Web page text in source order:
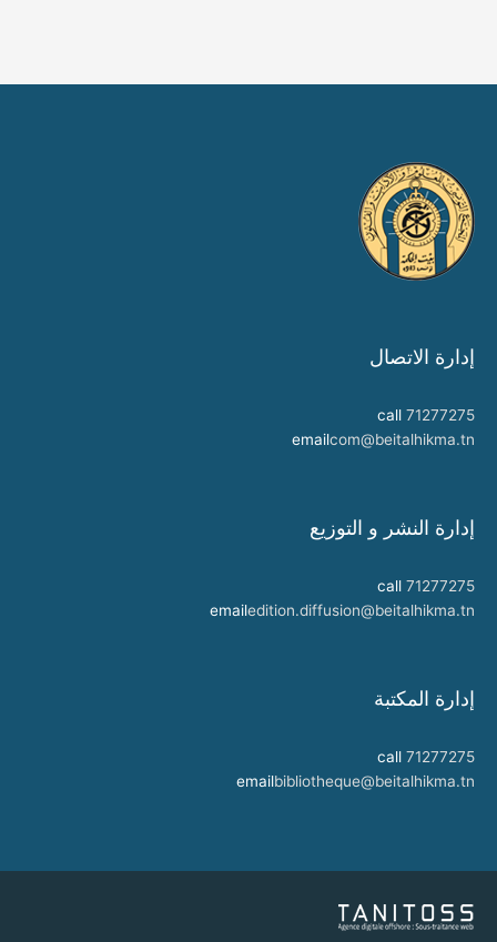
إدارة الاتصال
call 71277275
emailcom@beitalhikma.tn
إدارة النشر و التوزيع
call 71277275
emailedition.diffusion@beitalhikma.tn
إدارة المكتبة
call 71277275
emailbibliotheque@beitalhikma.tn